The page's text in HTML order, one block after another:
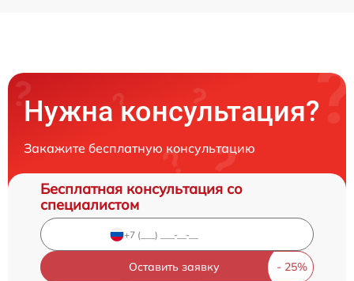
Нужна консультация?
Закажите бесплатную консультацию
Бесплатная консультация со
специалистом
Оставить заявку